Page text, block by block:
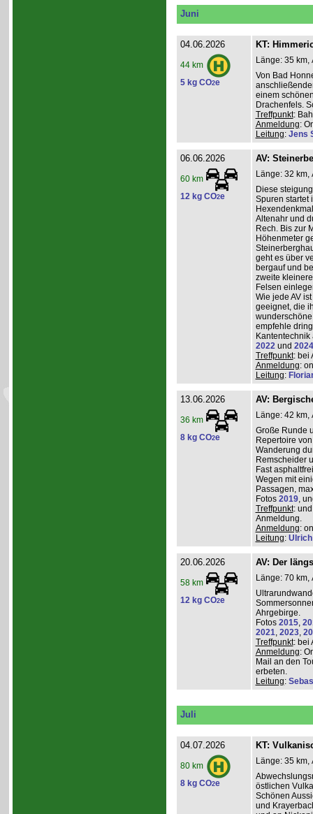
Juni
04.06.2026
44 km
5 kg CO2e
KT:
Länge: 35 km,
Von Bad
einem
Drachenfels.
Treffpunkt:
Anmeldung:
Leitung: Jens
06.06.2026
60 km
12 kg CO2e
AV:
Länge: 32 km,
Diese
Spuren startet
Altenahr und
Rech. Bis zur
Höhenmeter
geht es über
bergauf und
zweite
Felsen
Wie jede AV
geeignet, die
empfehle
2022und 2024
Treffpunkt: bei
Anmeldung:
Leitung:
13.06.2026
36 km
8 kg CO2e
AV:
Länge: 42 km,
Große Runde
Repertoire
Wanderung
Remscheider
Fast
Wegen mit
Passagen,
Fotos 2019,
Treffpunkt:
Anmeldung.
Anmeldung:
Leitung:
20.06.2026
58 km
12 kg CO2e
AV: Der
Länge: 70 km,
Ahrgebirge.
Fotos 2015,
2021, 2023,
Treffpunkt: bei
Anmeldung:
Mail an den
erbeten.
Leitung:
Juli
04.07.2026
80 km
8 kg CO2e
KT:
Länge: 35 km,
östlichen
Schönen
und